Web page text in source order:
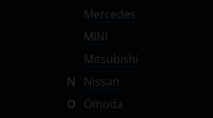
Mercedes
MINI
Mitsubishi
N
Nissan
O
Omoda